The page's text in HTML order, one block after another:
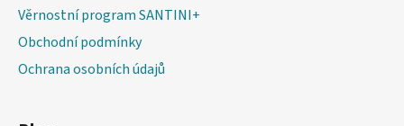
Věrnostní program SANTINI+
Obchodní podmínky
Ochrana osobních údajů